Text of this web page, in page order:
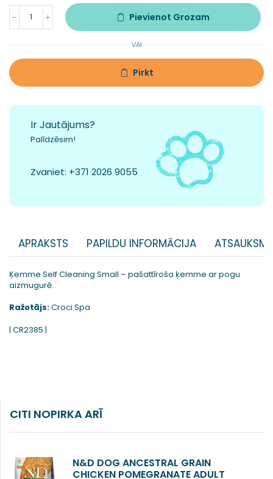
Pievienot Grozam
VAI
Pirkt
Ir Jautājums?
Palīdzēsim!
Zvaniet: +371 2026 9055
APRAKSTS PAPILDU INFORMĀCIJA
Ķemme Self Cleaning Small – pašattīroša ķemme ar pogu
aizmugurē.
Ražotājs:Croci Spa
| CR2385 |
CITI NOPIRKA ARĪ
N&D DOG ANCESTRAL GRAIN
CHICKEN POMEGRANATE ADULT